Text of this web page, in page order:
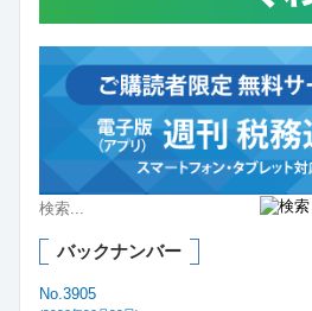
バックナンバー
No.3905